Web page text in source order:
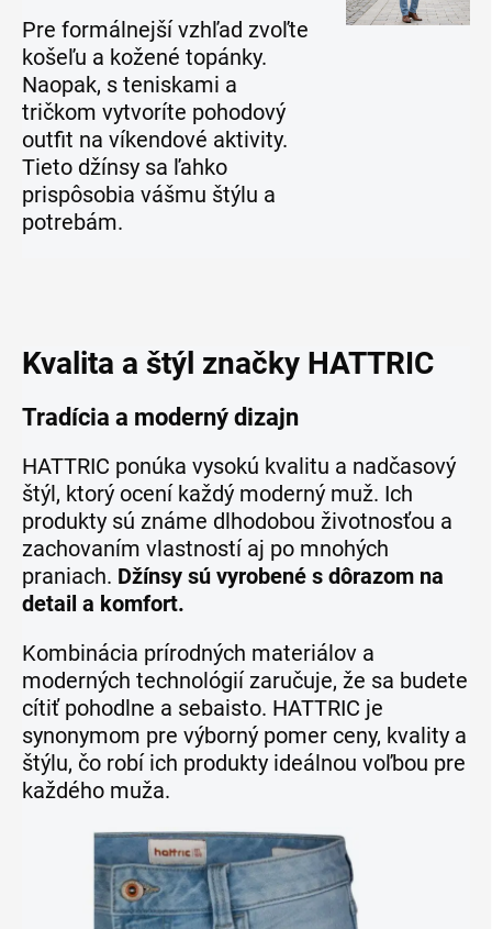
Pre formálnejší vzhľad zvoľte
košeľu a kožené topánky.
Naopak, s teniskami a
tričkom vytvoríte pohodový
outfit na víkendové aktivity.
Tieto džínsy sa ľahko
prispôsobia vášmu štýlu a
potrebám.
Kvalita a štýl značky HATTRIC
Tradícia a moderný dizajn
HATTRIC ponúka vysokú kvalitu a nadčasový
štýl, ktorý ocení každý moderný muž. Ich
produkty sú známe dlhodobou životnosťou a
zachovaním vlastností aj po mnohých
praniach. Džínsy sú vyrobené s dôrazom na
detail a komfort.
Kombinácia prírodných materiálov a
moderných technológií zaručuje, že sa budete
cítiť pohodlne a sebaisto. HATTRIC je
synonymom pre výborný pomer ceny, kvality a
štýlu, čo robí ich produkty ideálnou voľbou pre
každého muža.